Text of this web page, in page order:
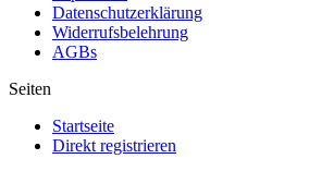
Datenschutzerklärung
Widerrufsbelehrung
AGBs
Seiten
Startseite
Direkt registrieren